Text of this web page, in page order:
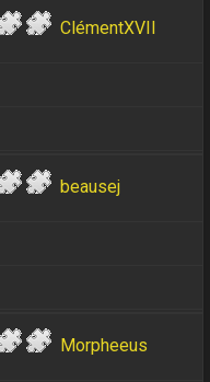
ClémentXVII
beausej
Morpheeus